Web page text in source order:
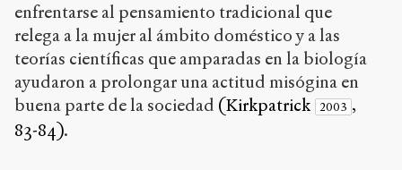
enfrentarse al pensamiento tradicional que
relega a la mujer al ámbito doméstico y a las
teorías científicas que amparadas en la biología
ayudaron a prolongar una actitud misógina en
buena parte de la sociedad (Kirkpatrick 2003 ,
83-84).